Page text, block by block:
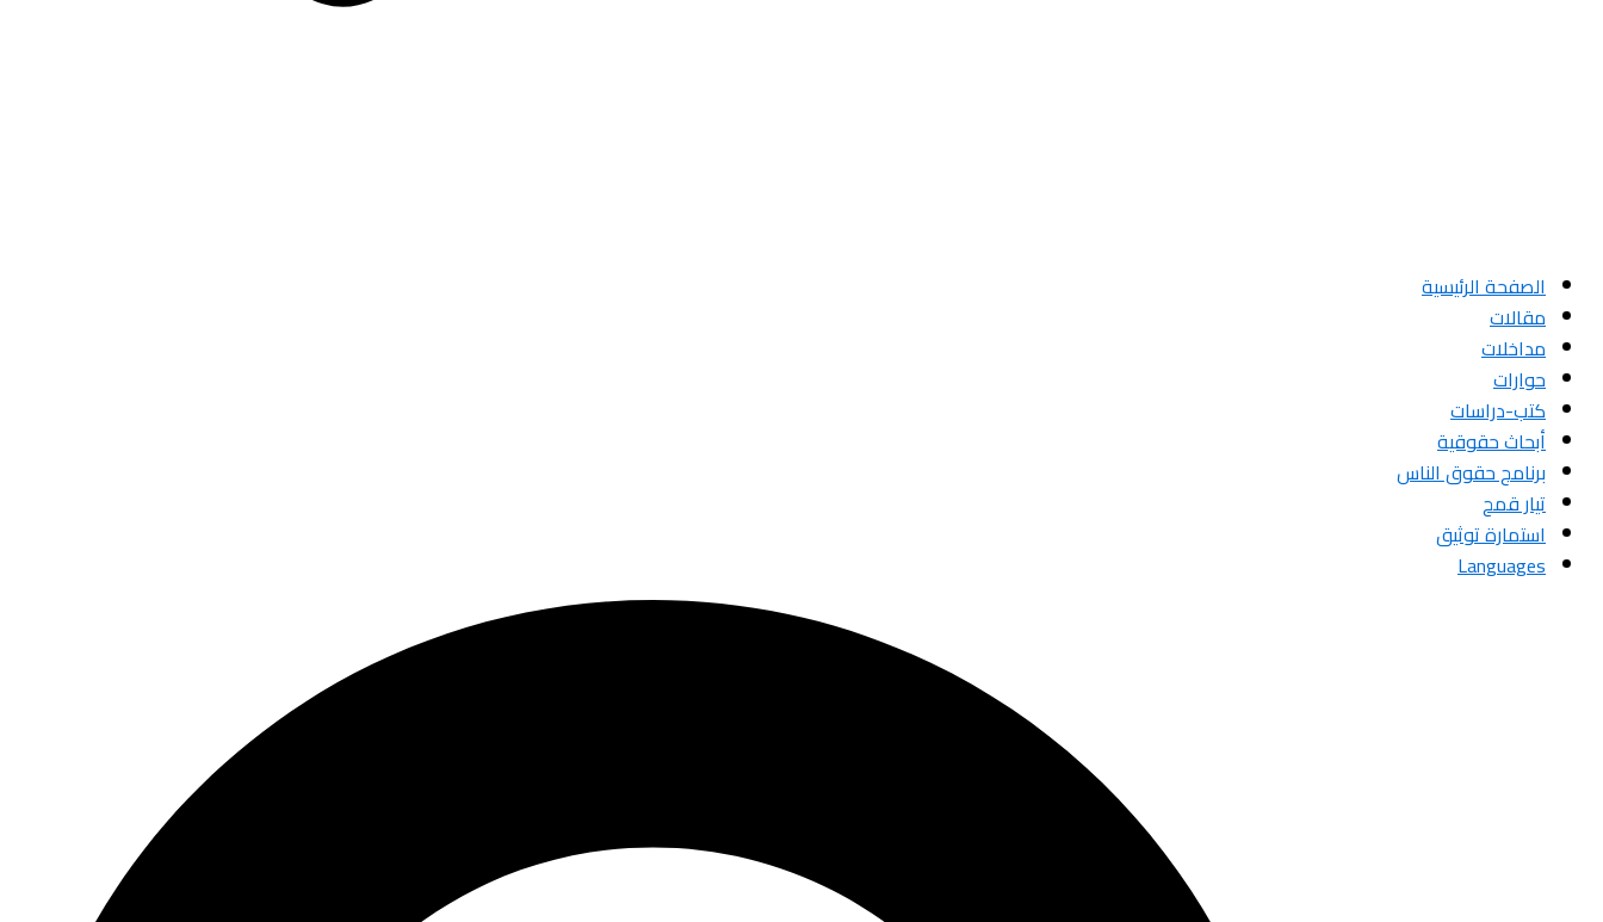
الصفحة الرئيسية
مقالات
مداخلات
حوارات
كتب-دراسات
أبحاث حقوقية
برنامج حقوق الناس
تيار قمح
استمارة توثيق
Languages